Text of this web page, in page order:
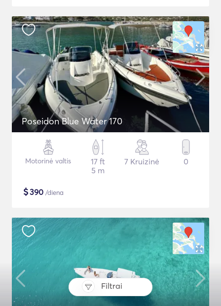
Filtrai
Poseidon Blue Water 170
Motorinė valtis
17 ft
5 m
7 Kruizinė 0
$390 /diena